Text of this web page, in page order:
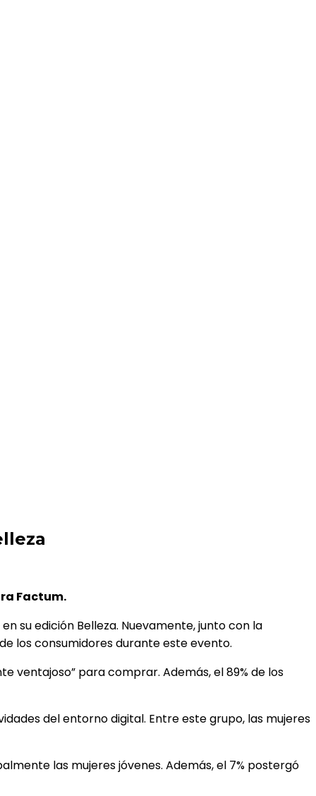
Factum.
su edición Belleza. Nuevamente, junto con la
los consumidores durante este evento.
ventajoso” para comprar. Además, el 89% de los
del entorno digital. Entre este grupo, las mujeres
las mujeres jóvenes. Además, el 7% postergó